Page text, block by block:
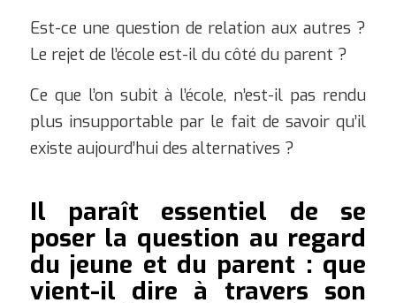
Est-ce une question de relation aux autres ?
Le rejet de l’école est-il du côté du parent ?
Ce que l’on subit à l’école, n’est-il pas rendu
plus insupportable par le fait de savoir qu’il
existe aujourd’hui des alternatives ?
Il paraît essentiel de se
poser la question au regard
du jeune et du parent : que
vient-il dire à travers son